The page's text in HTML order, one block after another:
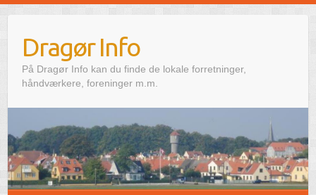
Dragør Info
På Dragør Info kan du finde de lokale forretninger,
håndværkere, foreninger m.m.